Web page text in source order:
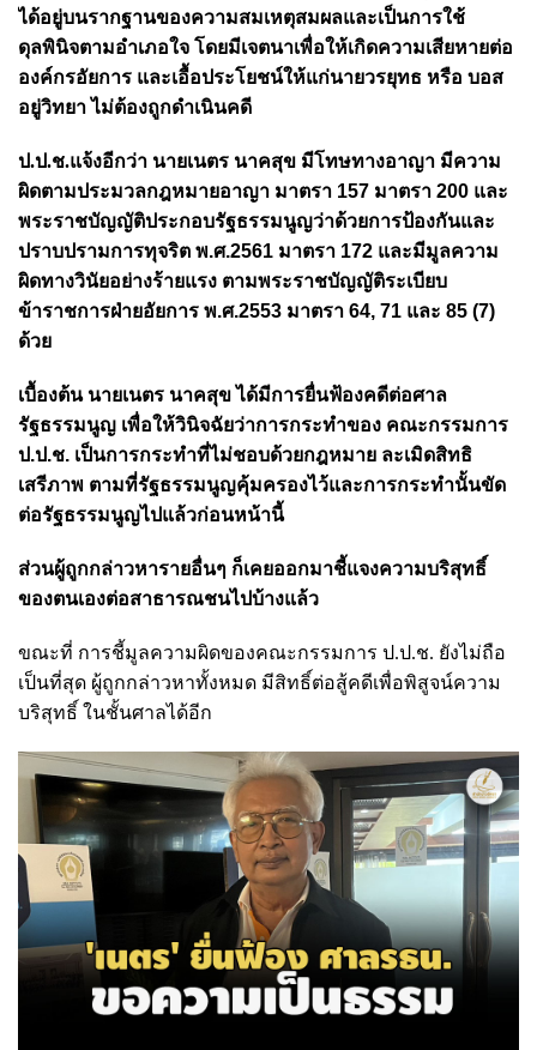
ได้อยู่บนรากฐานของความสมเหตุสมผลและเป็นการใช้
ดุลพินิจตามอำเภอใจ โดยมีเจตนาเพื่อให้เกิดความเสียหายต่อ
องค์กรอัยการ และเอื้อประโยชน์ให้แก่นายวรยุทธ หรือ บอส
อยู่วิทยา ไม่ต้องถูกดำเนินคดี
ป.ป.ช.แจ้งอีกว่า นายเนตร นาคสุข มีโทษทางอาญา มีความ
ผิดตามประมวลกฎหมายอาญา มาตรา 157 มาตรา 200 และ
พระราชบัญญัติประกอบรัฐธรรมนูญว่าด้วยการป้องกันและ
ปราบปรามการทุจริต พ.ศ.2561 มาตรา 172 และมีมูลความ
ผิดทางวินัยอย่างร้ายแรง ตามพระราชบัญญัติระเบียบ
ข้าราชการฝ่ายอัยการ พ.ศ.2553 มาตรา 64, 71 และ 85 (7)
ด้วย
เบื้องต้น นายเนตร นาคสุข ได้มีการยื่นฟ้องคดีต่อศาล
รัฐธรรมนูญ เพื่อให้วินิจฉัยว่าการกระทำของ คณะกรรมการ
ป.ป.ช. เป็นการกระทำที่ไม่ชอบด้วยกฎหมาย ละเมิดสิทธิ
เสรีภาพ ตามที่รัฐธรรมนูญคุ้มครองไว้และการกระทำนั้นขัด
ต่อรัฐธรรมนูญไปแล้วก่อนหน้านี้
ส่วนผู้ถูกกล่าวหารายอื่นๆ ก็เคยออกมาชี้แจงความบริสุทธิ์
ของตนเองต่อสาธารณชนไปบ้างแล้ว
ขณะที่ การชี้มูลความผิดของคณะกรรมการ ป.ป.ช. ยังไม่ถือ
เป็นที่สุด ผู้ถูกกล่าวหาทั้งหมด มีสิทธิ์ต่อสู้คดีเพื่อพิสูจน์ความ
บริสุทธิ์ ในชั้นศาลได้อีก